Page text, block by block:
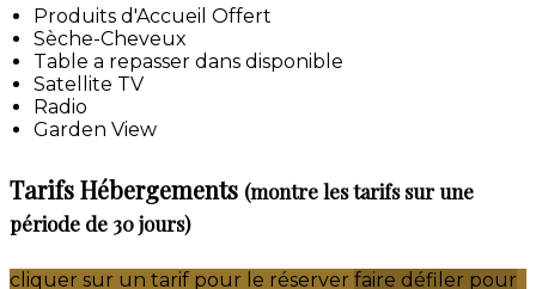
Produits d'Accueil Offert
Sèche-Cheveux
Table a repasser dans disponible
Satellite TV
Radio
Garden View
Tarifs Hébergements (montre les tarifs sur une
période de 30 jours)
cliquer sur un tarif pour le réserver faire défiler pour